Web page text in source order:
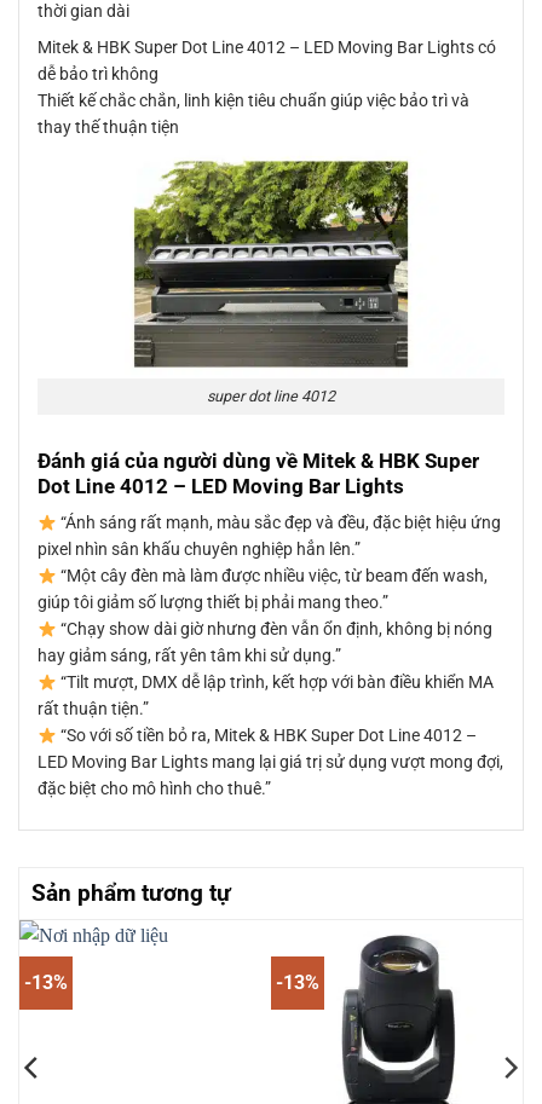
thời gian dài
Mitek & HBK Super Dot Line 4012 – LED Moving Bar Lights có
dễ bảo trì không
Thiết kế chắc chắn, linh kiện tiêu chuẩn giúp việc bảo trì và
thay thế thuận tiện
super dot line 4012
Đánh giá của người dùng về Mitek & HBK Super
Dot Line 4012 – LED Moving Bar Lights
“Ánh sáng rất mạnh, màu sắc đẹp và đều, đặc biệt hiệu ứng
pixel nhìn sân khấu chuyên nghiệp hẳn lên.”
“Một cây đèn mà làm được nhiều việc, từ beam đến wash,
giúp tôi giảm số lượng thiết bị phải mang theo.”
“Chạy show dài giờ nhưng đèn vẫn ổn định, không bị nóng
hay giảm sáng, rất yên tâm khi sử dụng.”
“Tilt mượt, DMX dễ lập trình, kết hợp với bàn điều khiển MA
rất thuận tiện.”
“So với số tiền bỏ ra, Mitek & HBK Super Dot Line 4012 –
LED Moving Bar Lights mang lại giá trị sử dụng vượt mong đợi,
đặc biệt cho mô hình cho thuê.”
Sản phẩm tương tự
-13% -13%